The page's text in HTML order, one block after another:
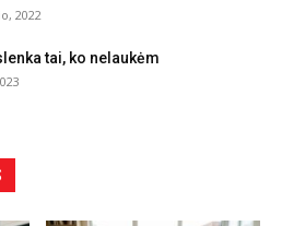
2022
tai, ko nelaukėm